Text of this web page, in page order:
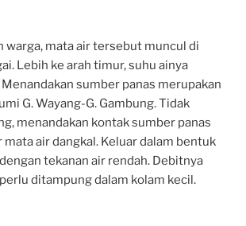
warga, mata air tersebut muncul di
Lebih ke arah timur, suhu ainya
sumber panas merupakan
G. Wayang-G. Gambung. Tidak
menandakan kontak sumber panas
air dangkal. Keluar dalam bentuk
tekanan air rendah. Debitnya
ditampung dalam kolam kecil.